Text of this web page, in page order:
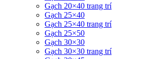
Gạch 20×40 trang trí
Gạch 25×40
Gạch 25×40 trang trí
Gạch 25×50
Gạch 30×30
Gạch 30×30 trang trí